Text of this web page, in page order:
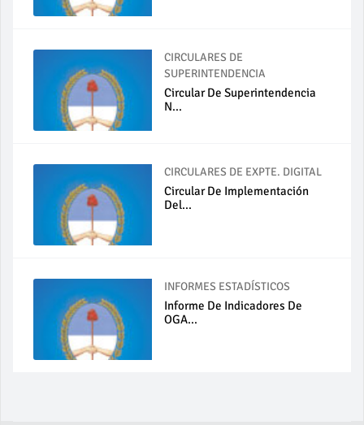
CIRCULARES DE
SUPERINTENDENCIA
Circular De Superintendencia
N...
CIRCULARES DE EXPTE. DIGITAL
Circular De Implementación
Del...
INFORMES ESTADÍSTICOS
Informe De Indicadores De
OGA...